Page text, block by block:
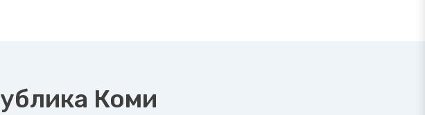
Коми